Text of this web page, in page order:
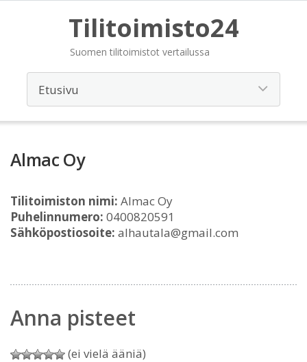
Tilitoimisto24
Suomen tilitoimistot vertailussa
Almac Oy
Tilitoimiston nimi: Almac Oy
Puhelinnumero: 0400820591
Sähköpostiosoite: alhautala@gmail.com
Anna pisteet
(ei vielä ääniä)